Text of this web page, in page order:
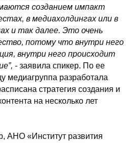
созданием импакт
в медиахолдингах или в
и так далее. Это очень
потому что внутри него
внутри него происходит
- заявила спикер. По ее
медиагруппа разработала
стратегия создания и
на несколько лет
АНО «Институт развития